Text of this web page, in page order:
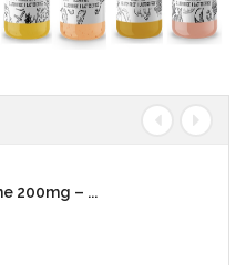
200mg – ...